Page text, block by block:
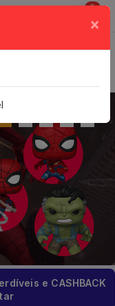
0
e CASHBACK
×